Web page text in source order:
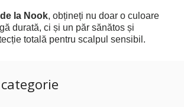
la Nook, obțineți nu doar o culoare
durată, ci și un păr sănătos și
totală pentru scalpul sensibil.